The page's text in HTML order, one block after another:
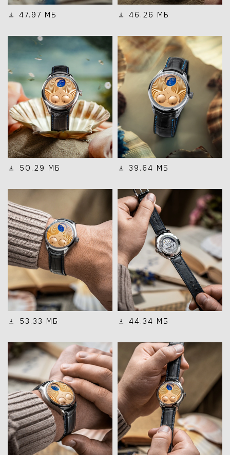
47.97 МБ 46.26 МБ
50.29 МБ 39.64 МБ
53.33 МБ 44.34 МБ